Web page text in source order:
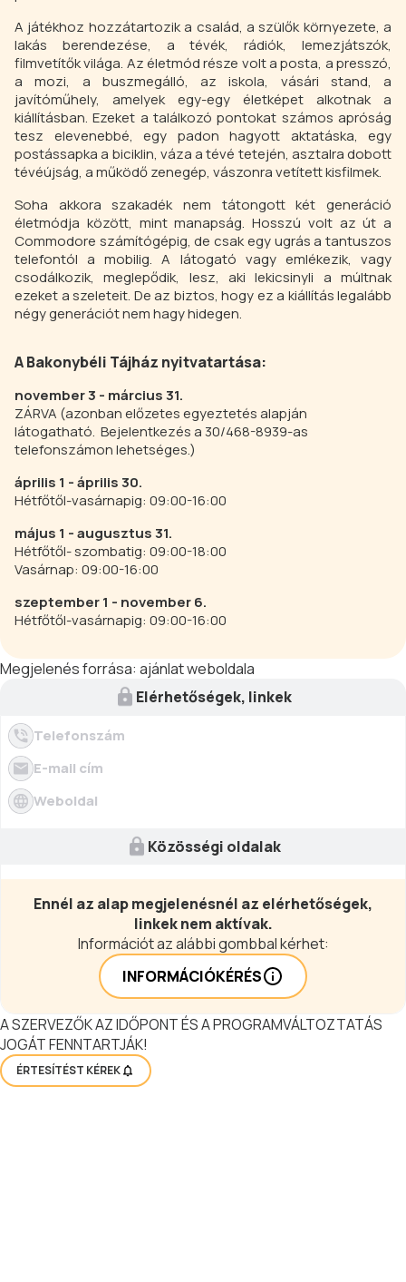
A játékhoz hozzátartozik a család, a szülők környezete, a
lakás berendezése, a tévék, rádiók, lemezjátszók,
filmvetítők világa. Az életmód része volt a posta, a presszó,
a mozi, a buszmegálló, az iskola, vásári stand, a
javítóműhely, amelyek egy-egy életképet alkotnak a
kiállításban. Ezeket a találkozó pontokat számos apróság
tesz elevenebbé, egy padon hagyott aktatáska, egy
postássapka a biciklin, váza a tévé tetején, asztalra dobott
tévéújság, a működő zenegép, vászonra vetített kisfilmek.
Soha akkora szakadék nem tátongott két generáció
életmódja között, mint manapság. Hosszú volt az út a
Commodore számítógépig, de csak egy ugrás a tantuszos
telefontól a mobilig. A látogató vagy emlékezik, vagy
csodálkozik, meglepődik, lesz, aki lekicsinyli a múltnak
ezeket a szeleteit. De az biztos, hogy ez a kiállítás legalább
négy generációt nem hagy hidegen.
A Bakonybéli Tájház nyitvatartása:
november 3 - március 31.
ZÁRVA (azonban előzetes egyeztetés alapján
látogatható. Bejelentkezés a 30/468-8939-as
telefonszámon lehetséges.)
április 1 - április 30.
Hétfőtől-vasárnapig: 09:00-16:00
május 1 - augusztus 31.
Hétfőtől- szombatig: 09:00-18:00
Vasárnap: 09:00-16:00
szeptember 1 - november 6.
Hétfőtől-vasárnapig: 09:00-16:00
Megjelenés forrása: ajánlat weboldala
Elérhetőségek, linkek
Telefonszám
E-mail cím
Weboldal
Közösségi oldalak
Ennél az alap megjelenésnél az elérhetőségek,
linkek nem aktívak.
Információt az alábbi gombbal kérhet:
INFORMÁCIÓKÉRÉS
A SZERVEZŐK AZ IDŐPONT ÉS A PROGRAMVÁLTOZTATÁS
JOGÁT FENNTARTJÁK!
ÉRTESÍTÉST KÉREK